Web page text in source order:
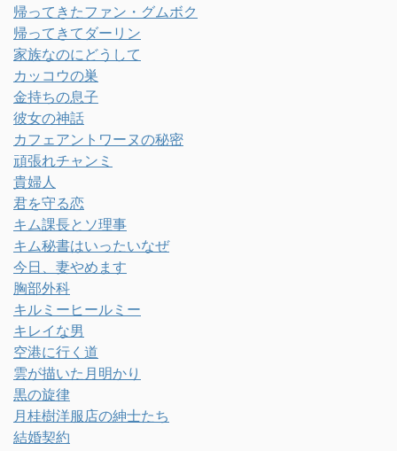
帰ってきたファン・グムボク
帰ってきてダーリン
家族なのにどうして
カッコウの巣
金持ちの息子
彼女の神話
カフェアントワーヌの秘密
頑張れチャンミ
貴婦人
君を守る恋
キム課長とソ理事
キム秘書はいったいなぜ
今日、妻やめます
胸部外科
キルミーヒールミー
キレイな男
空港に行く道
雲が描いた月明かり
黒の旋律
月桂樹洋服店の紳士たち
結婚契約